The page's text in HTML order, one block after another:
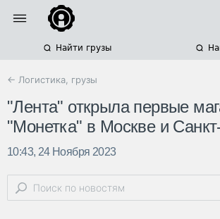
Найти грузы
← Логистика, грузы
"Лента" открыла первые
"Монетка" в Москве и
10:43, 24 Ноября 2023